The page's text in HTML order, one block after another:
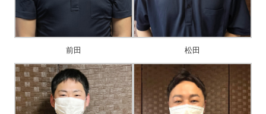
前田 松田